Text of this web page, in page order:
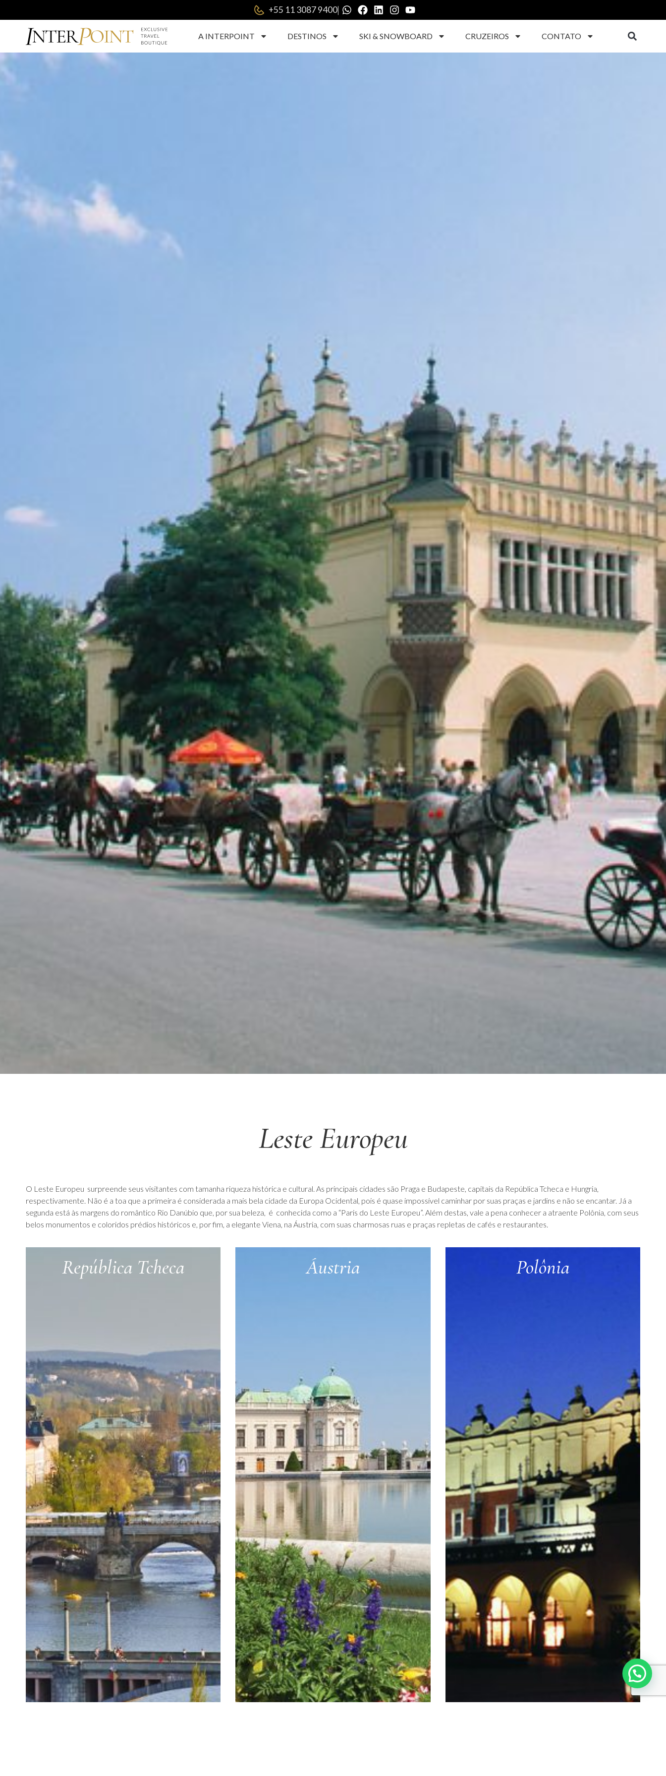
+55 11 3087 9400|
A INTERPOINT DESTINOS SKI & SNOWBOARD CRUZEIROS CONTATO
Leste Europeu
O Leste Europeu surpreende seus visitantes com tamanha riqueza histórica e cultural. As principais cidades são Praga e Budapeste, capitais da República Tcheca e Hungria,
respectivamente. Não é a toa que a primeira é considerada a mais bela cidade da Europa Ocidental, pois é quase impossível caminhar por suas praças e jardins e não se encantar. Já a
segunda está às margens do romântico Rio Danúbio que, por sua beleza, é conhecida como a “Paris do Leste Europeu”. Além destas, vale a pena conhecer a atraente Polônia, com seus
belos monumentos e coloridos prédios históricos e, por fim, a elegante Viena, na Áustria, com suas charmosas ruas e praças repletas de cafés e restaurantes.
República Tcheca Áustria Polônia